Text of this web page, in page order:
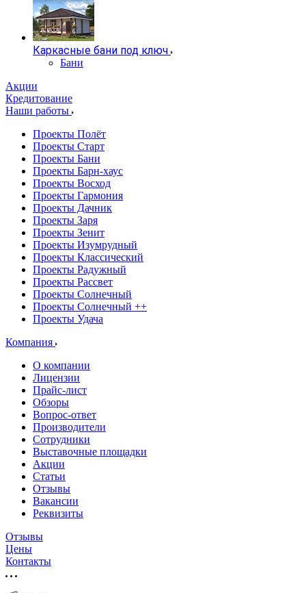
Каркасные бани под ключ
Бани
Акции
Кредитование
Наши работы
Проекты Полёт
Проекты Старт
Проекты Бани
Проекты Барн-хаус
Проекты Восход
Проекты Гармония
Проекты Дачник
Проекты Заря
Проекты Зенит
Проекты Изумрудный
Проекты Классический
Проекты Радужный
Проекты Рассвет
Проекты Солнечный
Проекты Солнечный ++
Проекты Удача
Компания
О компании
Лицензии
Прайс-лист
Обзоры
Вопрос-ответ
Производители
Сотрудники
Выставочные площадки
Акции
Статьи
Отзывы
Вакансии
Реквизиты
Отзывы
Цены
Контакты